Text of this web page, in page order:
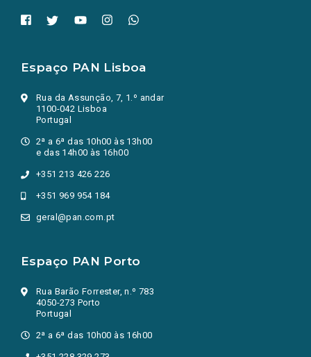
Espaço PAN Lisboa
Rua da Assunção, 7, 1.º andar
1100-042 Lisboa
Portugal
2ª a 6ª das 10h00 às 13h00
e das 14h00 às 16h00
+351 213 426 226
+351 969 954 184
geral@pan.com.pt
Espaço PAN Porto
Rua Barão Forrester, n.º 783
4050-273 Porto
Portugal
2ª a 6ª das 10h00 às 16h00